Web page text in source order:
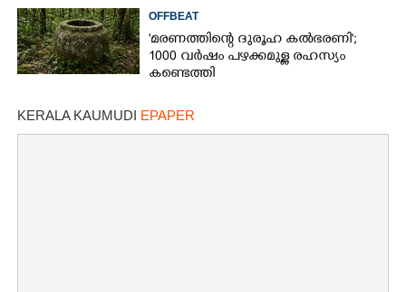
OFFBEAT
'മരണത്തിന്റെ ദുരൂഹ കൽഭരണി';
1000 വർഷം പഴക്കമുള്ള രഹസ്യം
കണ്ടെത്തി
KERALA KAUMUDI EPAPER